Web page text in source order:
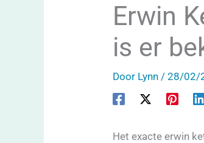
Erwin
is er
Door Lynn /28/02/
Het exacte erwin